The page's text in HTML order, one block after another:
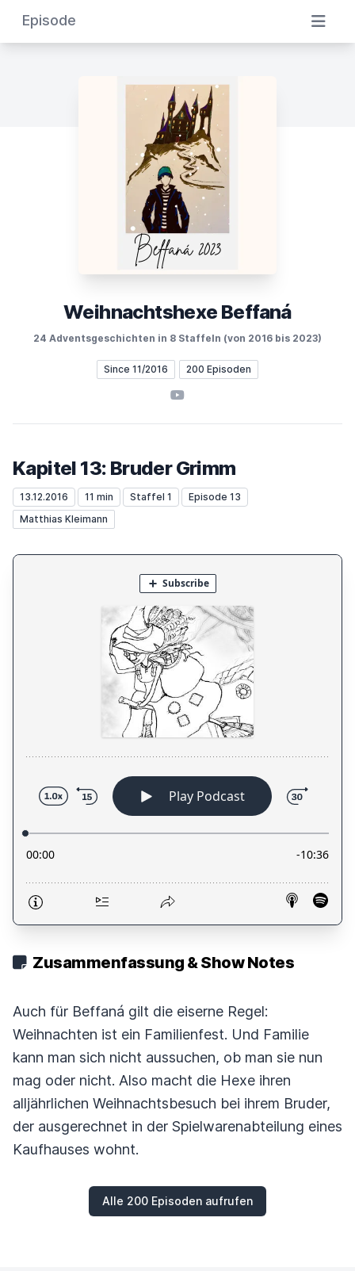
Episode
Weihnachtshexe Beffaná
24 Adventsgeschichten in 8 Staffeln (von 2016 bis 2023)
Since 11/2016 200 Episoden
YouTube
Kapitel 13: Bruder Grimm
13.12.2016 11 min Staffel 1
Episode 13
Matthias Kleimann
Zusammenfassung & Show Notes
Auch für Beffaná gilt die eiserne Regel:
Weihnachten ist ein Familienfest. Und Familie
kann man sich nicht aussuchen, ob man sie nun
mag oder nicht. Also macht die Hexe ihren
alljährlichen Weihnachtsbesuch bei ihrem Bruder,
der ausgerechnet in der Spielwarenabteilung eines
Kaufhauses wohnt.
Alle 200 Episoden aufrufen